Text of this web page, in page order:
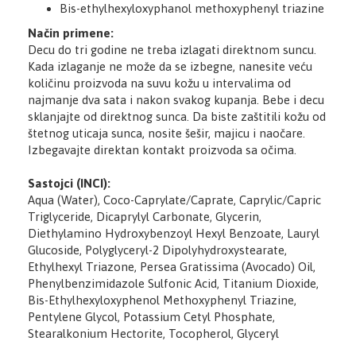
Bis-ethylhexyloxyphanol methoxyphenyl triazine
Način primene:
Decu do tri godine ne treba izlagati direktnom suncu.
Kada izlaganje ne može da se izbegne, nanesite veću
količinu proizvoda na suvu kožu u intervalima od
najmanje dva sata i nakon svakog kupanja. Bebe i decu
sklanjajte od direktnog sunca. Da biste zaštitili kožu od
štetnog uticaja sunca, nosite šešir, majicu i naočare.
Izbegavajte direktan kontakt proizvoda sa očima.
Sastojci (INCI):
Aqua (Water), Coco-Caprylate/Caprate, Caprylic/Capric
Triglyceride, Dicaprylyl Carbonate, Glycerin,
Diethylamino Hydroxybenzoyl Hexyl Benzoate, Lauryl
Glucoside, Polyglyceryl-2 Dipolyhydroxystearate,
Ethylhexyl Triazone, Persea Gratissima (Avocado) Oil,
Phenylbenzimidazole Sulfonic Acid, Titanium Dioxide,
Bis-Ethylhexyloxyphenol Methoxyphenyl Triazine,
Pentylene Glycol, Potassium Cetyl Phosphate,
Stearalkonium Hectorite, Tocopherol, Glyceryl